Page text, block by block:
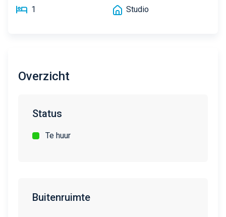
1 Studio
Overzicht
Status
Te huur
Buitenruimte